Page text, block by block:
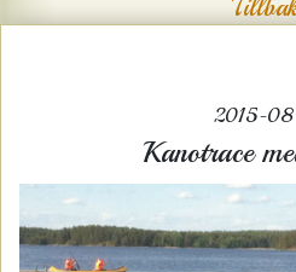
Kontakt
2015-
Kanotrace